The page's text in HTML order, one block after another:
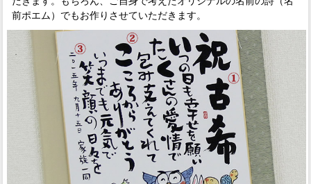
前ポエム）でもお作りさせていただきます。